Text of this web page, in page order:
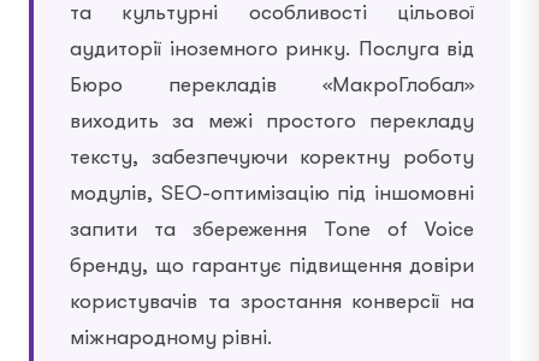
та культурні особливості цільової
аудиторії іноземного ринку. Послуга від
Бюро перекладів «МакроГлобал»
виходить за межі простого перекладу
тексту, забезпечуючи коректну роботу
модулів, SEO-оптимізацію під іншомовні
запити та збереження Tone of Voice
бренду, що гарантує підвищення довіри
користувачів та зростання конверсії на
міжнародному рівні.